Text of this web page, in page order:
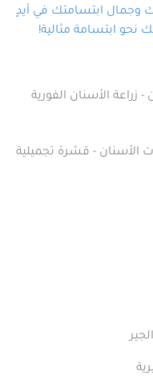
وجمال ابتسامتك في أيدٍ
نحو ابتسامة مثالية!
زراعة الأسنان الفورية
الأسنان - قشرة تجميلية